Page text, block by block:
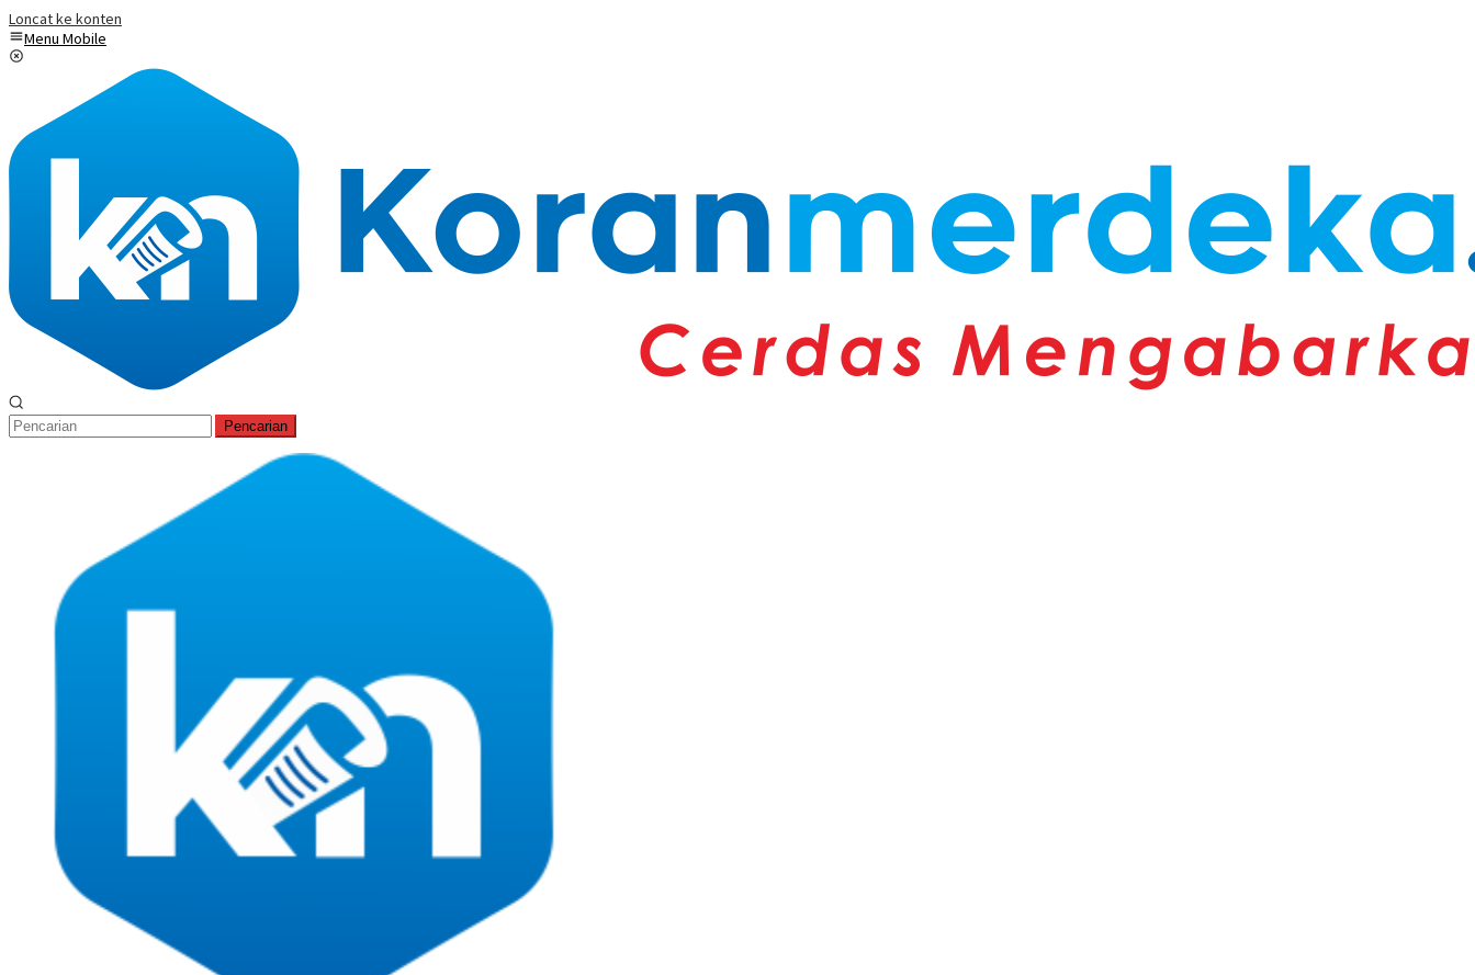
Loncat ke konten
Menu Mobile
Pencarian